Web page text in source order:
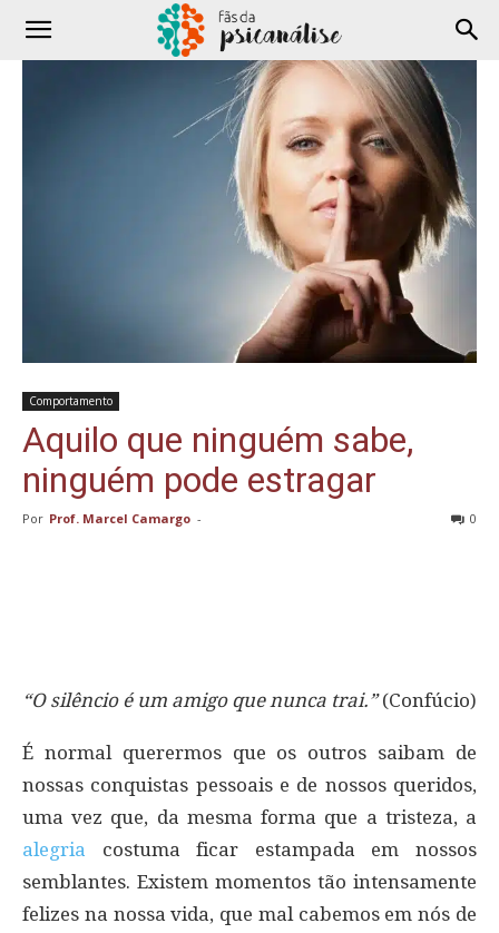
Comportamento
Aquilo que ninguém sabe,
ninguém pode estragar
Por Prof. Marcel Camargo - 0
“O silêncio é um amigo que nunca trai.”(Confúcio)
É normal querermos que os outros saibam de
nossas conquistas pessoais e de nossos queridos,
uma vez que, da mesma forma que a tristeza, a
alegria costuma ficar estampada em nossos
semblantes. Existem momentos tão intensamente
felizes na nossa vida, que mal cabemos em nós de